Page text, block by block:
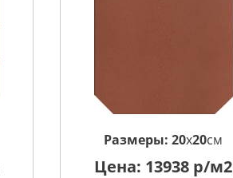
Размеры:20x20см
Цена: 13938 р/м2